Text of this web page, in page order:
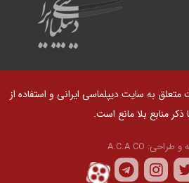
به سایت دیپلماسی ایرانی و استفاده از
منابع بلا مانع است.
و طراحی: A.C.A CO